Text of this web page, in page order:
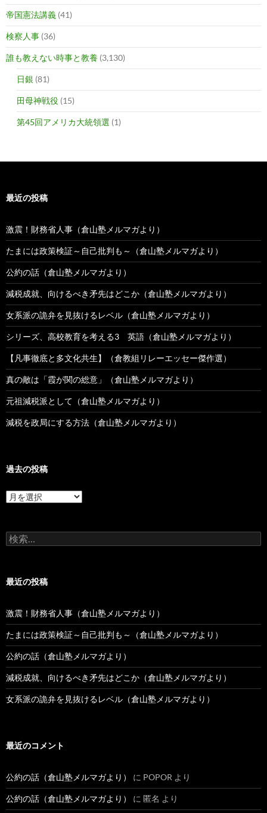
帝国憲法講義 (41)
検察人事 (36)
誰も教えない時事と教養 (3,130)
日銀 (81)
田母神戦役 (15)
第45回アメリカ大統領選 (1)
最近の投稿
激震！財務省人事（倉山塾メルマガより）
たまには政策検証～自己批判も～（倉山塾メルマガより）
公約の話（倉山塾メルマガより）
減税成就、向けるべき矛先はどこか（倉山塾メルマガより）
女系派の詭弁を見抜けるレベル（倉山塾メルマガより）
シリーズ、高校教育を考える3 英語（倉山塾メルマガより）
【凡事徹底と多文化共生】（倉教組リレーエッセー傑作選）
真の敵は「霞が関の総意」（倉山塾メルマガより）
元祖減税派として（倉山塾メルマガより）
減税を政局にする方法（倉山塾メルマガより）
過去の投稿
過
去
稿
検
索:
最近の投稿
激震！財務省人事（倉山塾メルマガより）
たまには政策検証～自己批判も～（倉山塾メルマガより）
公約の話（倉山塾メルマガより）
減税成就、向けるべき矛先はどこか（倉山塾メルマガより）
女系派の詭弁を見抜けるレベル（倉山塾メルマガより）
最近のコメント
公約の話（倉山塾メルマガより） に POPOR より
公約の話（倉山塾メルマガより） に 匿名 より